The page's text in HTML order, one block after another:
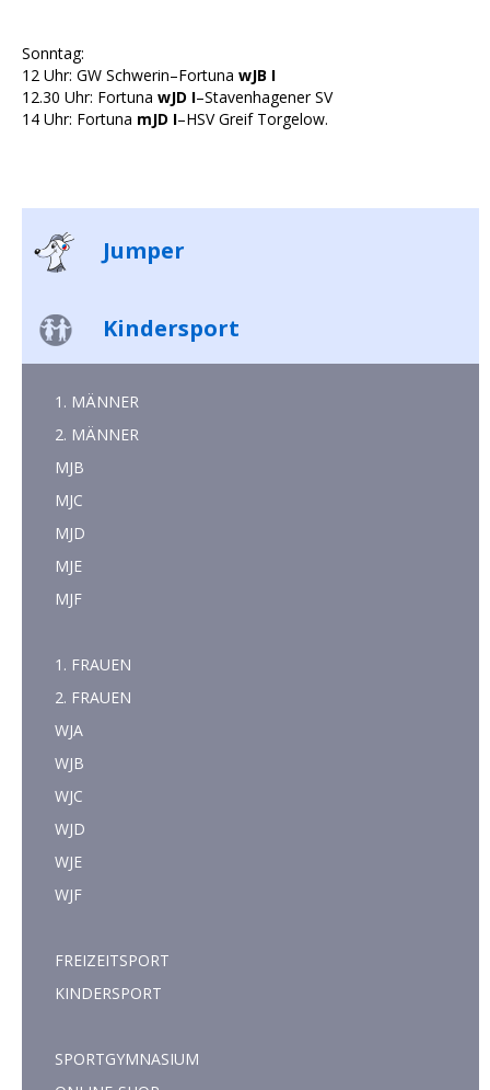
Sonntag:
12 Uhr: GW Schwerin–Fortuna wJB I
12.30 Uhr: Fortuna wJD I–Stavenhagener SV
14 Uhr: Fortuna mJD I–HSV Greif Torgelow.
Jumper
Kindersport
1. MÄNNER
2. MÄNNER
MJB
MJC
MJD
MJE
MJF
1. FRAUEN
2. FRAUEN
WJA
WJB
WJC
WJD
WJE
WJF
FREIZEITSPORT
KINDERSPORT
SPORTGYMNASIUM